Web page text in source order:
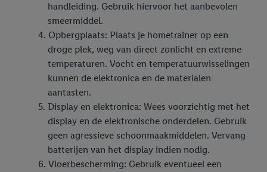
handleiding. Gebruik hiervoor het aanbevolen
smeermiddel.
Opbergplaats: Plaats je hometrainer op een
droge plek, weg van direct zonlicht en extreme
temperaturen. Vocht en temperatuurwisselingen
kunnen de elektronica en de materialen
aantasten.
Display en elektronica: Wees voorzichtig met het
display en de elektronische onderdelen. Gebruik
geen agressieve schoonmaakmiddelen. Vervang
batterijen van het display indien nodig.
Vloerbescherming: Gebruik eventueel een